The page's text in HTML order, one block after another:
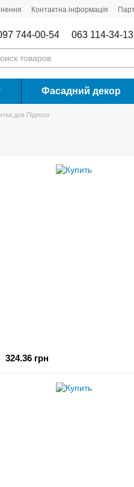
Контактна інформація
744-00-54 063 114-34-13
Фасадний декор
для Підлоги
324.36 грн